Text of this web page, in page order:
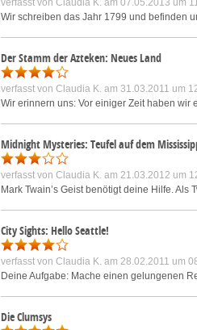
verfasst von Claudia K. am 07.05.2013 um
Wir schreiben das Jahr 1799 und befinden
Der Stamm der Azteken: Neues Land
verfasst von Claudia K. am 31.03.2011 um
Wir erinnern uns: Vor einiger Zeit haben wir
Midnight Mysteries: Teufel auf dem
verfasst von Claudia K. am 21.03.2012 um
Mark Twain’s Geist benötigt deine Hilfe.
City Sights: Hello Seattle!
verfasst von Claudia K. am 28.02.2011 um
Deine Aufgabe: Mache einen gelungenen
Die Clumsys